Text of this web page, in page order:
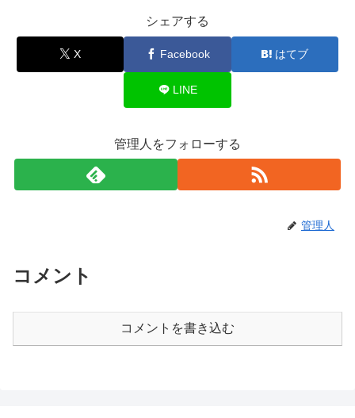
シェアする
X Facebook はてブ
LINE
管理人をフォローする
管理人
コメント
コメントを書き込む